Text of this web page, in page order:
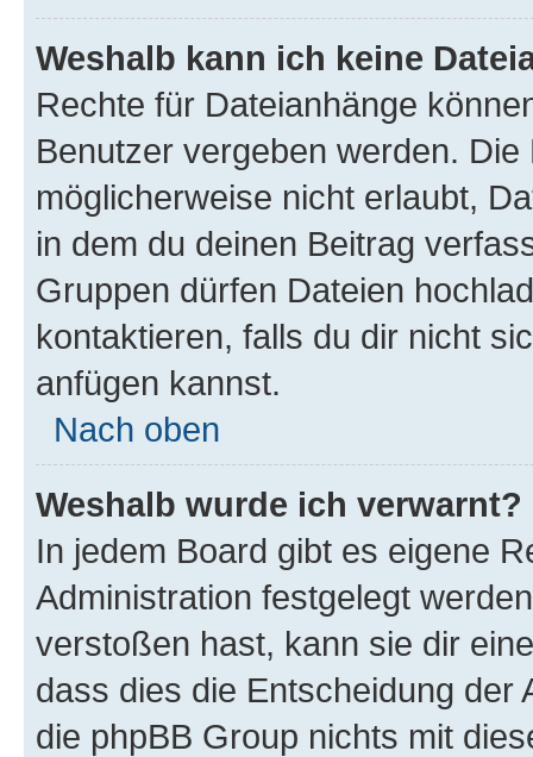
Weshalb kann ich keine
Rechte für Dateianhänge
Benutzer vergeben werden.
möglicherweise nicht erlaubt,
in dem du deinen Beitrag
Gruppen dürfen Dateien
kontaktieren, falls du dir nicht
anfügen kannst.
Nach oben
Weshalb wurde ich verwarnt?
In jedem Board gibt es eigene
Administration festgelegt
verstoßen hast, kann sie dir
dass dies die Entscheidung der
die phpBB Group nichts mit